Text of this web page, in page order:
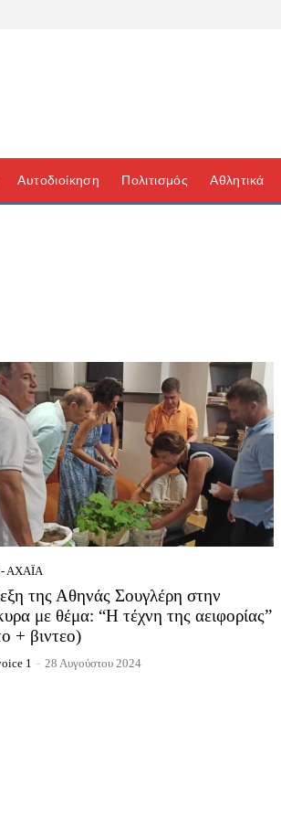
Αυτοδιοίκηση Πολιτισμός Αθλητικά
- ΑΧΑΪ́Α
της Αθηνάς Σουγλέρη στην
με θέμα: “Η τέχνη της αειφορίας”
+ βιντεο)
1 - 28 Αυγούστου 2024